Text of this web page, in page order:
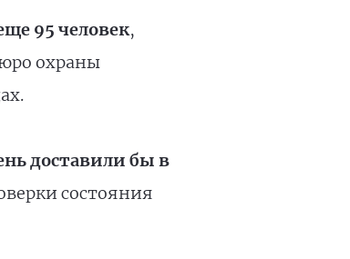
95 человек,
охраны
доставили бы в
состояния